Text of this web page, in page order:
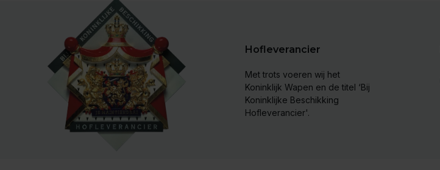
Hofleverancier
Met trots voeren wij het
Koninklijk Wapen en de titel ‘Bij
Koninklijke Beschikking
Hofleverancier'.